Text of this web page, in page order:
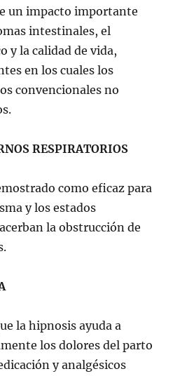
un impacto importante
intestinales, el
y la calidad de vida,
en los cuales los
convencionales no
RESPIRATORIOS
como eficaz para
y los estados
la obstrucción de
la hipnosis ayuda a
los dolores del parto
y analgésicos